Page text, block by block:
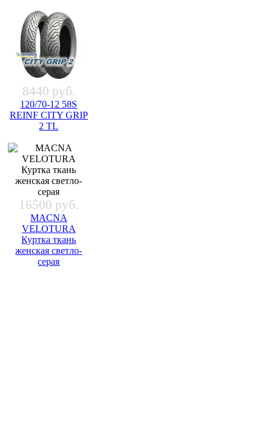
8440 руб.
120/70-12 58S
REINF CITY GRIP
2 TL
16500 руб.
MACNA
VELOTURA
Куртка ткань
женская светло-
серая